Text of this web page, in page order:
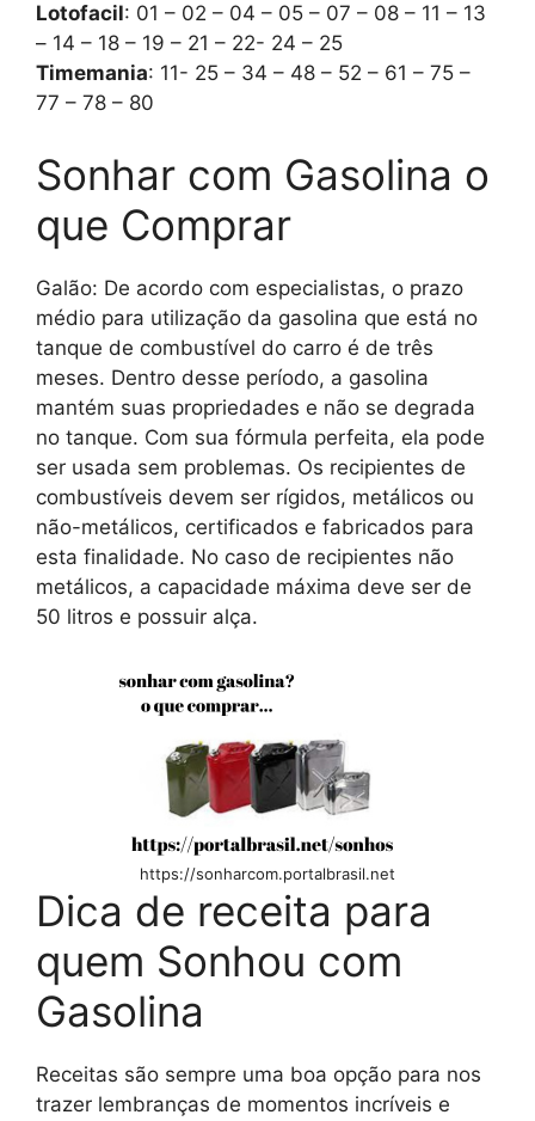
Lotofacil: 01 – 02 – 04 – 05 – 07 – 08 – 11 – 13
– 14 – 18 – 19 – 21 – 22- 24 – 25
Timemania: 11- 25 – 34 – 48 – 52 – 61 – 75 –
77 – 78 – 80
Sonhar com Gasolina o
que Comprar
Galão: De acordo com especialistas, o prazo
médio para utilização da gasolina que está no
tanque de combustível do carro é de três
meses. Dentro desse período, a gasolina
mantém suas propriedades e não se degrada
no tanque. Com sua fórmula perfeita, ela pode
ser usada sem problemas. Os recipientes de
combustíveis devem ser rígidos, metálicos ou
não-metálicos, certificados e fabricados para
esta finalidade. No caso de recipientes não
metálicos, a capacidade máxima deve ser de
50 litros e possuir alça.
https://sonharcom.portalbrasil.net
Dica de receita para
quem Sonhou com
Gasolina
Receitas são sempre uma boa opção para nos
trazer lembranças de momentos incríveis e